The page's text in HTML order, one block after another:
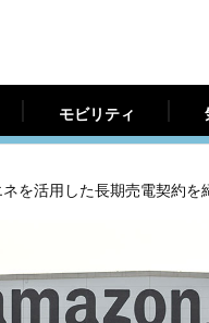
モビリティ
を活用した長期売電契約